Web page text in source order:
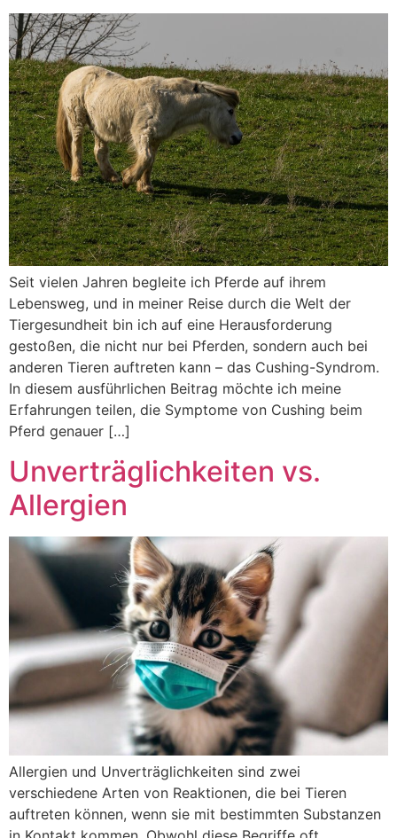
Seit vielen Jahren begleite ich Pferde auf ihrem
Lebensweg, und in meiner Reise durch die Welt der
Tiergesundheit bin ich auf eine Herausforderung
gestoßen, die nicht nur bei Pferden, sondern auch bei
anderen Tieren auftreten kann – das Cushing-Syndrom.
In diesem ausführlichen Beitrag möchte ich meine
Erfahrungen teilen, die Symptome von Cushing beim
Pferd genauer […]
Unverträglichkeiten vs.
Allergien
Allergien und Unverträglichkeiten sind zwei
verschiedene Arten von Reaktionen, die bei Tieren
auftreten können, wenn sie mit bestimmten Substanzen